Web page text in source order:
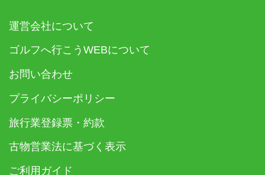
運営会社について
ゴルフへ行こうWEBについて
お問い合わせ
プライバシーポリシー
旅行業登録票・約款
古物営業法に基づく表示
ご利用ガイド